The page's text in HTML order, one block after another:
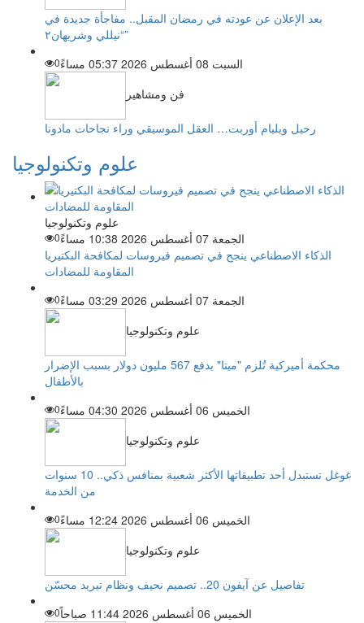
بعد الإعلان عن عودته في رمضان المقبل.. مفاجأة جديدة في
“نيللي وشريهان٢”
السبت 08 أغسطس 2026 05:37 مساءً
0
فن ومشاهير
رحيل ويليام أوربت… العقل الموسيقي وراء نجاحات مادونا
علوم وتكنولوجيا
علوم وتكنولوجيا
الجمعة 07 أغسطس 2026 10:38 مساءً
0
الذكاء الاصطناعي ينجح في تصميم فيروسات لمكافحة البكتيريا
المقاومة للمضادات
الجمعة 07 أغسطس 2026 03:29 مساءً
0
علوم وتكنولوجيا
محكمة أميركية تُلزم "ميتا" بدفع 567 مليون دولار بسبب الإضرار
بالأطفال
الخميس 06 أغسطس 2026 04:30 مساءً
0
علوم وتكنولوجيا
غوغل تستبدل أحد تطبيقاتها الأكثر شعبية بمنافس ذكي.. 10 سنوات
من الخدمة
الخميس 06 أغسطس 2026 12:24 مساءً
0
علوم وتكنولوجيا
تفاصيل عن آيفون 20.. تصميم نحيف ونظام تبريد محسّن
الخميس 06 أغسطس 2026 11:44 صباحاً
0